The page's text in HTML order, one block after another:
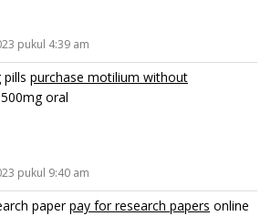
pukul 4:39 am
purchase motilium without
oral
pukul 9:40 am
paperpay for research papers online